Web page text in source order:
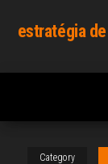
content
estratégia
Category